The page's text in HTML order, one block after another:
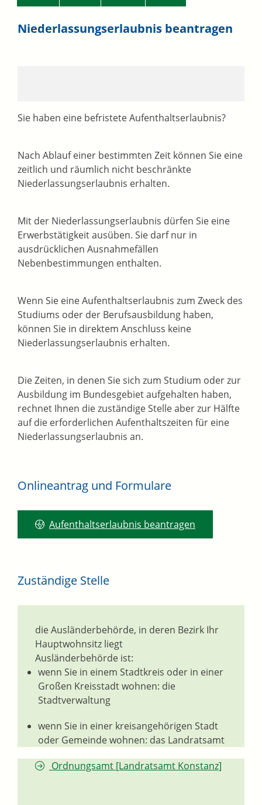
Niederlassungserlaubnis beantragen
Sie haben eine befristete Aufenthaltserlaubnis?
Nach Ablauf einer bestimmten Zeit können Sie eine
zeitlich und räumlich nicht beschränkte
Niederlassungserlaubnis erhalten.
Mit der Niederlassungserlaubnis dürfen Sie eine
Erwerbstätigkeit ausüben. Sie darf nur in
ausdrücklichen Ausnahmefällen
Nebenbestimmungen enthalten.
Wenn Sie eine Aufenthaltserlaubnis zum Zweck des
Studiums oder der Berufsausbildung haben,
können Sie in direktem Anschluss keine
Niederlassungserlaubnis erhalten.
Die Zeiten, in denen Sie sich zum Studium oder zur
Ausbildung im Bundesgebiet aufgehalten haben,
rechnet Ihnen die zuständige Stelle aber zur Hälfte
auf die erforderlichen Aufenthaltszeiten für eine
Niederlassungserlaubnis an.
Onlineantrag und Formulare
Aufenthaltserlaubnis beantragen
Zuständige Stelle
die Ausländerbehörde, in deren Bezirk Ihr
Hauptwohnsitz liegt
Ausländerbehörde ist:
wenn Sie in einem Stadtkreis oder in einer
Großen Kreisstadt wohnen: die
Stadtverwaltung
wenn Sie in einer kreisangehörigen Stadt
oder Gemeinde wohnen: das Landratsamt
Ordnungsamt [Landratsamt Konstanz]